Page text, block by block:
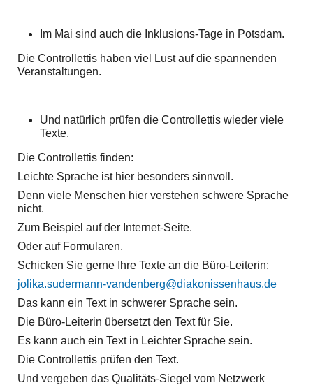
Im Mai sind auch die Inklusions-Tage in Potsdam.
Die Controllettis haben viel Lust auf die spannenden
Veranstaltungen.
Und natürlich prüfen die Controllettis wieder viele
Texte.
Die Controllettis finden:
Leichte Sprache ist hier besonders sinnvoll.
Denn viele Menschen hier verstehen schwere Sprache
nicht.
Zum Beispiel auf der Internet-Seite.
Oder auf Formularen.
Schicken Sie gerne Ihre Texte an die Büro-Leiterin:
jolika.sudermann-vandenberg
diakonissenhaus de
Das kann ein Text in schwerer Sprache sein.
Die Büro-Leiterin übersetzt den Text für Sie.
Es kann auch ein Text in Leichter Sprache sein.
Die Controllettis prüfen den Text.
Und vergeben das Qualitäts-Siegel vom Netzwerk